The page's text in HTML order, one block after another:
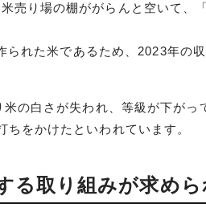
売り場の棚ががらんと空いて、
れた米であるため、2023年の
の白さが失われ、等級が下がっ
をかけたといわれています。
る取り組みが求め